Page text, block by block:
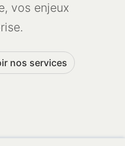
vos enjeux
nos services